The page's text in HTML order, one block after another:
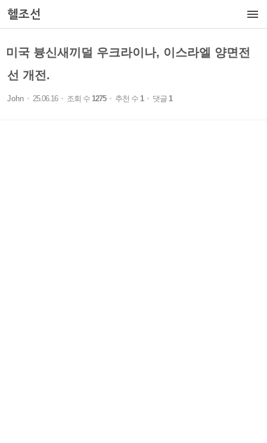

헬조선
미국 븅신새끼덜 우크라이나, 이스라엘 양면전
선 개전.
John 25.06.16 조회 수 1275 추천 수 1 댓글 1